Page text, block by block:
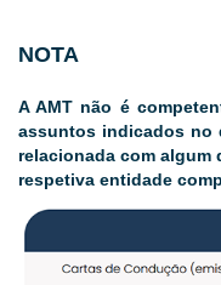
NOTA
A AMT não é
assuntos indicados no
relacionada com algum
respetiva entidade